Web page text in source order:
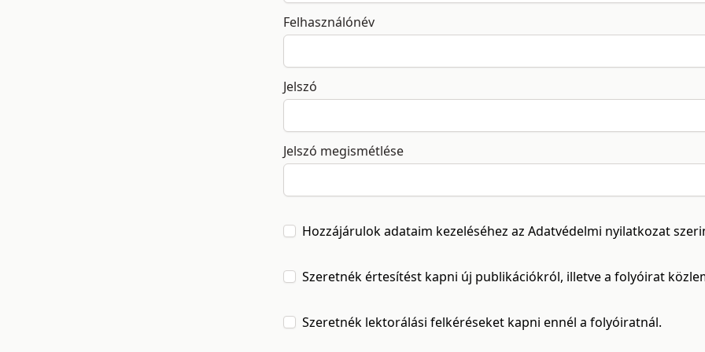
Felhasználónév
Jelszó
Jelszó megismétlése
Hozzájárulok adataim kezeléséhez az Adatvédelmi nyilatkozat
Szeretnék értesítést kapni új publikációkról, illetve a folyóirat
Szeretnék lektorálási felkéréseket kapni ennél a folyóiratnál.